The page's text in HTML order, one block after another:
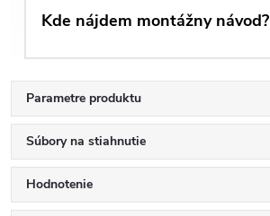
Kde nájdem montážny návod?
Parametre produktu
Súbory na stiahnutie
Hodnotenie